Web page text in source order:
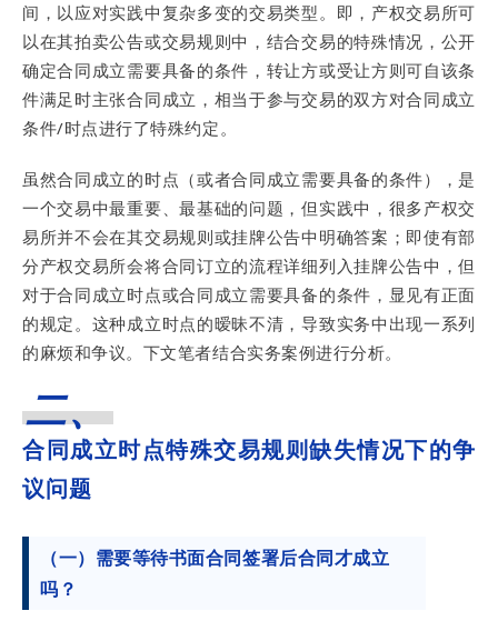
间，以应对实践中复杂多变的交易类型。即，产权交易所可
以在其拍卖公告或交易规则中，结合交易的特殊情况，公开
确定合同成立需要具备的条件，转让方或受让方则可自该条
件满足时主张合同成立，相当于参与交易的双方对合同成立
条件/时点进行了特殊约定。
虽然合同成立的时点（或者合同成立需要具备的条件），是
一个交易中最重要、最基础的问题，但实践中，很多产权交
易所并不会在其交易规则或挂牌公告中明确答案；即使有部
分产权交易所会将合同订立的流程详细列入挂牌公告中，但
对于合同成立时点或合同成立需要具备的条件，显见有正面
的规定。这种成立时点的暧昧不清，导致实务中出现一系列
的麻烦和争议。下文笔者结合实务案例进行分析。
二、
合同成立时点特殊交易规则缺失情况下的争
议问题
（一） 需要等待书面合同签署后合同才成立
吗？